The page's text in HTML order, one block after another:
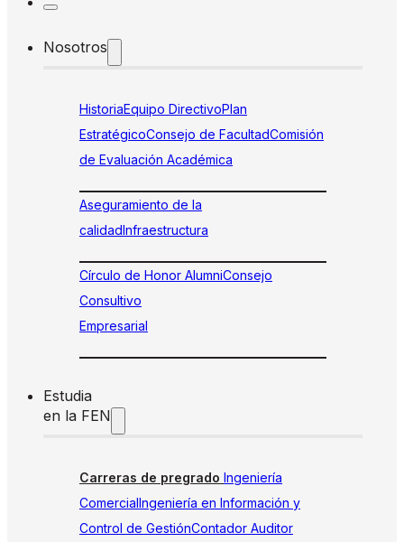
Nosotros
HistoriaEquipo DirectivoPlan
EstratégicoConsejo de FacultadComisión
de Evaluación Académica
Aseguramiento de la
calidadInfraestructura
Círculo de Honor AlumniConsejo
Consultivo
Empresarial
Estudia
en la FEN
Carreras de pregrado Ingeniería
ComercialIngeniería en Información y
Control de GestiónContador Auditor